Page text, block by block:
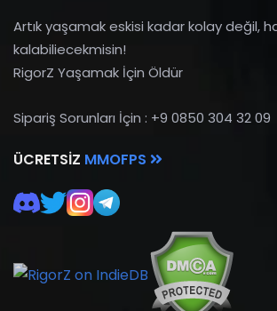
Artık yaşamak eskisi kadar kolay değil,
kalabiliecekmisin!
RigorZ Yaşamak İçin Öldür
Sipariş Sorunları İçin : +9 0850 304 32 09
ÜCRETSIZ MMOFPS